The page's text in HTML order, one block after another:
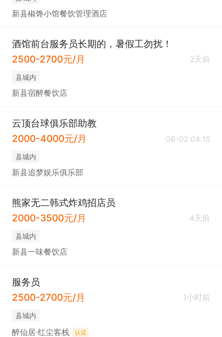
新县椒馋小馆餐饮管理酒店
酒馆前台服务员长期的，暑假工勿扰！
2500-2700元/月
2天前
县城内
新县宿醉餐饮店
云顶台球俱乐部助教
2000-4000元/月
06-02 04:15
县城内
新县追梦娱乐俱乐部
熊家无二韩式炸鸡招店员
2000-3500元/月
4天前
县城内
新县一味餐饮店
服务员
2500-2700元/月
1小时前
县城内
醉仙居·红尘客栈 认证